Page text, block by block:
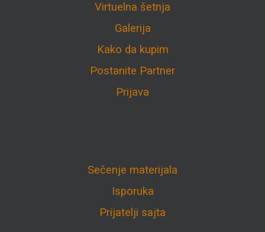
Virtuelna šetnja
Galerija
Kako da kupim
Postanite Partner
Prijava
Sečenje materijala
Isporuka
Prijatelji sajta